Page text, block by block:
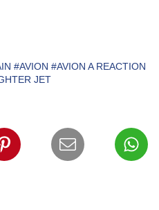
#AVION #AVION A REACTION
JET